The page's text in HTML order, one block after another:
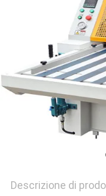
Descrizione di